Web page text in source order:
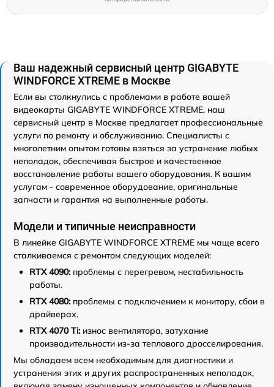
Ваш надежный сервисный центр GIGABYTE
WINDFORCE XTREME в Москве
Если вы столкнулись с проблемами в работе вашей
видеокарты GIGABYTE WINDFORCE XTREME, наш
сервисный центр в Москве предлагает профессиональные
услуги по ремонту и обслуживанию. Специалисты с
многолетним опытом готовы взяться за устранение любых
неполадок, обеспечивая быстрое и качественное
восстановление работы вашего оборудования. К вашим
услугам - современное оборудование, оригинальные
запчасти и гарантия на выполненные работы.
Модели и типичные неисправности
В линейке GIGABYTE WINDFORCE XTREME мы чаще всего
сталкиваемся с ремонтом следующих моделей:
RTX 4090: проблемы с перегревом, нестабильность
работы.
RTX 4080: проблемы с подключением к монитору, сбои в
драйверах.
RTX 4070 Ti: износ вентилятора, затухание
производительности из-за теплового дросселирования.
Мы обладаем всем необходимым для диагностики и
устранения этих и других распространенных неполадок,